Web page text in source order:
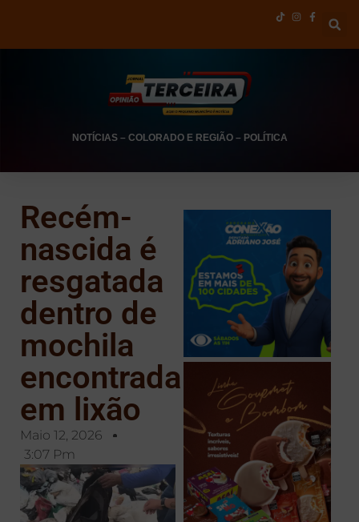
NOTÍCIAS– COLORADO E REGIÃO– POLÍTICA
Recém-
nascida é
resgatada
dentro de
mochila
encontrada
em lixão
Maio 12, 2026
3:07 Pm